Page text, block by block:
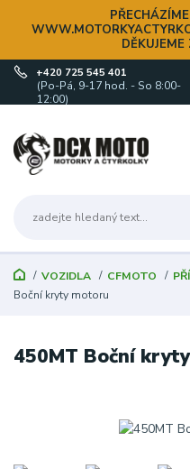
+420 725 545 401
(Po-Pá, 9-17 hod. - So 8:00-
12:00)
VOZIDLA CFMOTO
Boční kryty motoru
450MT Boční